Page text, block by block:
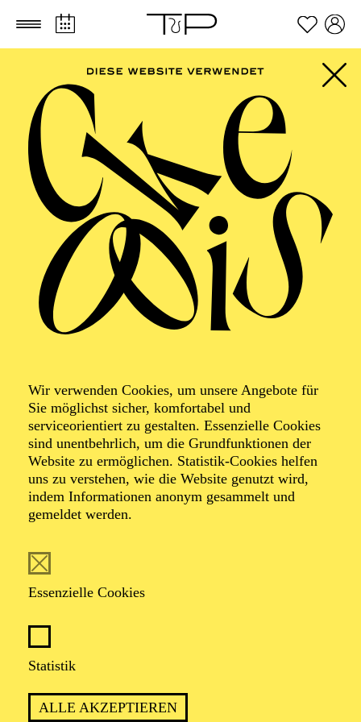
Zum Hauptinhalt springen Zum Footer springen
Wir verwenden Cookies, um unsere Angebote für
Sie möglichst sicher, komfortabel und
serviceorientiert zu gestalten. Essenzielle Cookies
sind unentbehrlich, um die Grundfunktionen der
Website zu ermöglichen. Statistik-Cookies helfen
uns zu verstehen, wie die Website genutzt wird,
indem Informationen anonym gesammelt und
gemeldet werden.
Essenzielle Cookies
Statistik
ALLE AKZEPTIEREN
Heribert Feckler
Dirigent
studierte Klavier, Dirigieren, Gesang und Tonsatz an
der Musikhochschule Köln. Er war Musikalischer
Nights", "Das Mädchen Rosemarie", "Cats", "Kiss me,
Kate", "Jesus Christ Superstar", "Saturday Night
Fever", "Spamalot", "Chess", "Die 10 Gebote", "Kein